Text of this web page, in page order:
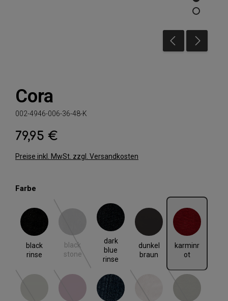
Cora
002-4946-006-36-48-K
Regulärer Preis:
79,95 €
Preise inkl. MwSt. zzgl. Versandkosten
Farbe
black
rinse
black rinse
black
stone
black stone
(Diese Option ist zurzeit nicht verfügbar.)
dark
blue
rinse
dark blue rinse
dunkel
braun
dunkel braun
karminr
ot
karminrot
khaki red plum rinse blue rose schlamm